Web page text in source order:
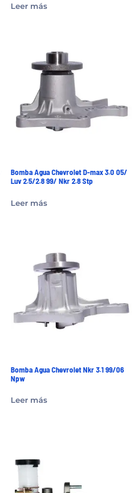
Leer más
Bomba Agua Chevrolet D-max 3.0 05/
Luv 2.5/2.8 99/ Nkr 2.8 Stp
Leer más
Bomba Agua Chevrolet Nkr 3.1 99/06
Npw
Leer más